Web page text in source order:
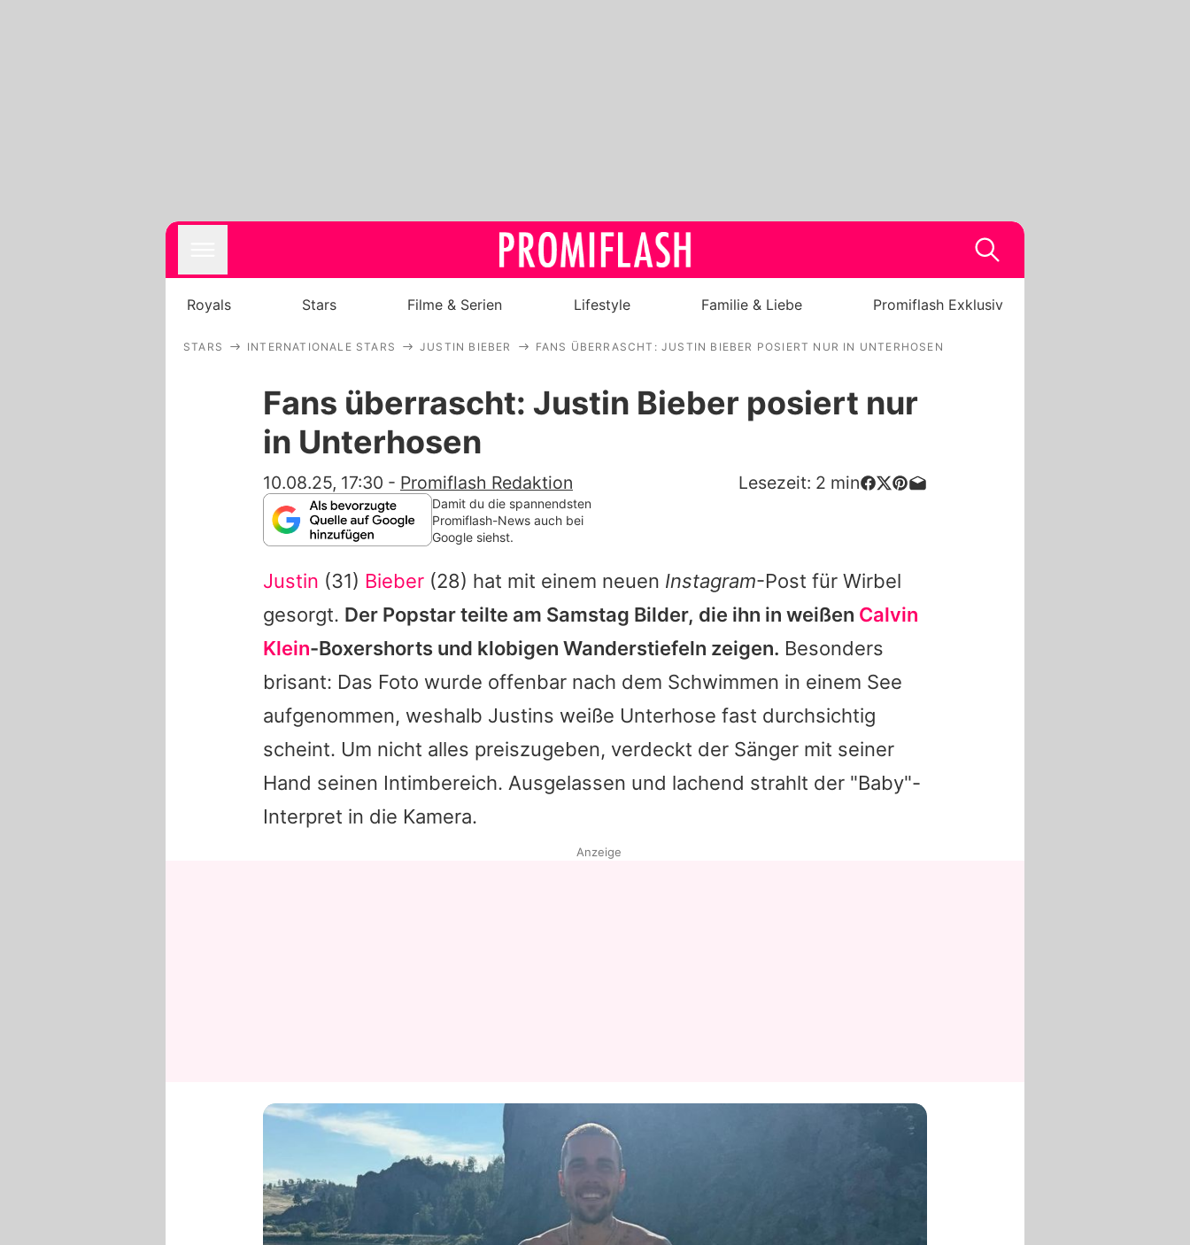
Royals
Stars
Familie & Liebe
App runterladen
Team
Redaktionelle Richtlinien
Impressum
Nutzungsbedingungen
Royals Stars Filme & Serien Lifestyle Familie & Liebe Promiflash Exklusiv
STARS INTERNATIONALE STARS JUSTIN BIEBER FANS ÜBERRASCHT: JUSTIN BIEBER POSIERT NUR IN UNTERHOSEN
Fans überrascht: Justin Bieber posiert nur
in Unterhosen
10.08.25, 17:30 - Promiflash Redaktion Lesezeit: 2 min
Damit du die spannendsten
Promiflash-News auch bei
Google siehst.
Justin (31) Bieber (28) hat mit einem neuen Instagram-Post für Wirbel
gesorgt. Der Popstar teilte am Samstag Bilder, die ihn in weißen Calvin
Klein-Boxershorts und klobigen Wanderstiefeln zeigen. Besonders
brisant: Das Foto wurde offenbar nach dem Schwimmen in einem See
aufgenommen, weshalb Justins weiße Unterhose fast durchsichtig
scheint. Um nicht alles preiszugeben, verdeckt der Sänger mit seiner
Hand seinen Intimbereich. Ausgelassen und lachend strahlt der "Baby"-
Interpret in die Kamera.
Anzeige